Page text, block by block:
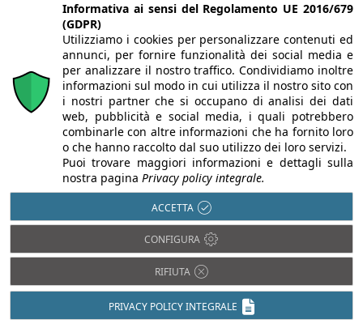
Antisismica
Domotica
energetica
Impiantistica
Isolamento termico
Luce in Architettura
Prevenzione
incendi
Restauro e
Sostenibilità e
Bioedilizia
Informativa ai sensi del Regolamento UE 2016/679
(GDPR)
Utilizziamo i cookies per personalizzare contenuti ed
annunci, per fornire funzionalità dei social media e
per analizzare il nostro traffico. Condividiamo inoltre
informazioni sul modo in cui utilizza il nostro sito con
i nostri partner che si occupano di analisi dei dati
web, pubblicità e social media, i quali potrebbero
combinarle con altre informazioni che ha fornito loro
o che hanno raccolto dal suo utilizzo dei loro servizi.
Puoi trovare maggiori informazioni e dettagli sulla
nostra pagina Privacy policy integrale.
ACCETTA
CONFIGURA
RIFIUTA
PRIVACY POLICY INTEGRALE